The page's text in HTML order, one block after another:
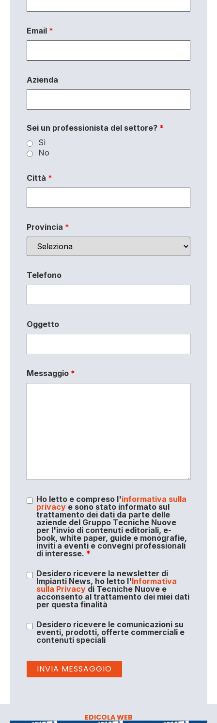
Email *
Azienda
Sei un professionista del settore? *
Sì
No
Città *
Provincia *
Telefono
Oggetto
Messaggio *
Ho letto e compreso l'informativa sulla
privacye sono stato informato sul
trattamento dei dati da parte delle
aziende del Gruppo Tecniche Nuove
per l'invio di contenuti editoriali, e-
book, white paper, guide e monografie,
inviti a eventi e convegni professionali
di interesse. *
Desidero ricevere la newsletter di
Impianti News, ho letto l'Informativa
sulla Privacydi Tecniche Nuove e
acconsento al trattamento dei miei dati
per questa finalità
Desidero ricevere le comunicazioni su
eventi, prodotti, offerte commerciali e
contenuti speciali
EDICOLA WEB